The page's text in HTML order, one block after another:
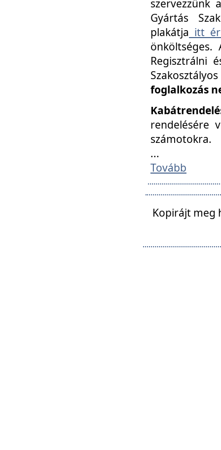
szervezzünk
Gyártás
plakátja itt
Regisztrálni
foglalkozás
rendelésére
számotokra.
...
Tovább
Kopirájt meg